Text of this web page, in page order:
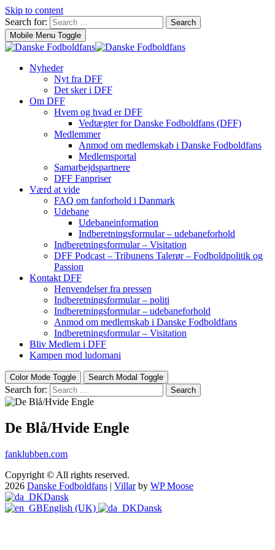
Skip to content
Search for:
Search
Mobile Menu Toggle
Nyheder
Nyt fra DFF
Det sker i DFF
Om DFF
Hvem og hvad er DFF
Vedtægter for Danske Fodboldfans (DFF)
Medlemmer
Anmod om medlemskab i Danske Fodboldfans
Medlemsportal
Samarbejdspartnere
DFF Fanpriser
Værd at vide
FAQ om fanforhold i Danmark
Udebane
Udebaneinformation
Indberetningsformular – udebaneforhold
Indberetningsformular – Visitation
DFF Podcast – Tribunens Talerør – Fodboldpolitik og
Passion
Kontakt DFF
Henvendelser fra pressen
Indberetningsformular – politi
Indberetningsformular – udebaneforhold
Anmod om medlemskab i Danske Fodboldfans
Indberetningsformular – Visitation
Bliv Medlem i DFF
Kampen mod ludomani
Color Mode Toggle Search Modal Toggle
Search for: Search
De Blå/Hvide Engle
fanklubben.com
Copyright © All rights reserved.
2026 Danske Fodboldfans | Villarby WP Moose
Dansk
English (UK)
Dansk